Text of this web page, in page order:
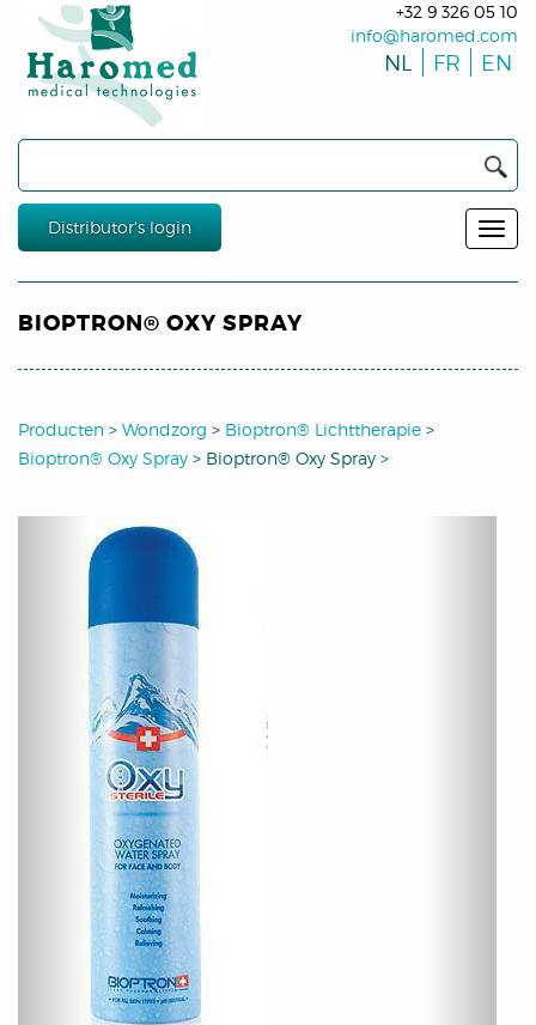
+32 9 326 05 10
info@haromed.com
NL FR EN
Distributor's login
BIOPTRON® OXY SPRAY
Producten > Wondzorg > Bioptron® Lichttherapie >
Bioptron® Oxy Spray > Bioptron® Oxy Spray >